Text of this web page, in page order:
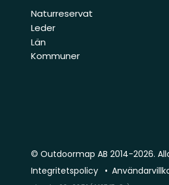
Naturreservat
Leder
Län
Kommuner
© Outdoormap AB 2014-2026.
Integritetspolicy